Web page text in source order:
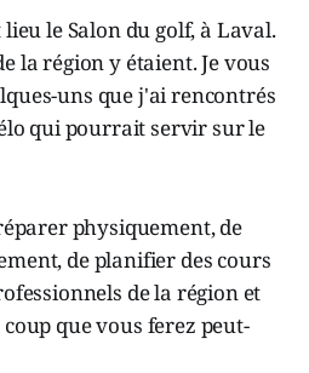
le Salon du golf, à Laval.
la région y étaient. Je vous
uns que j'ai rencontrés
qui pourrait servir sur le
physiquement, de
de planifier des cours
de la région et
que vous ferez peut-